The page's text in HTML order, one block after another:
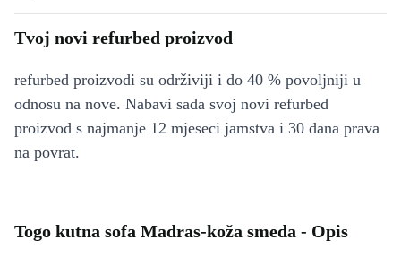
Tvoj novi refurbed proizvod
refurbed proizvodi su održiviji i do 40 % povoljniji u
odnosu na nove. Nabavi sada svoj novi refurbed
proizvod s najmanje 12 mjeseci jamstva i 30 dana prava
na povrat.
Togo kutna sofa Madras-koža smeđa - Opis